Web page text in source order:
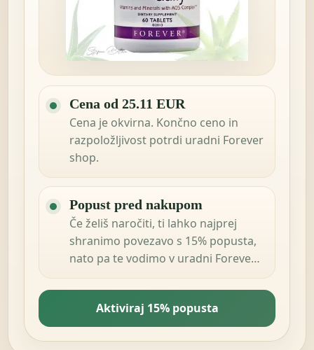
Cena od 25.11 EUR
Cena je okvirna. Končno ceno in
razpoložljivost potrdi uradni Forever
shop.
Popust pred nakupom
Če želiš naročiti, ti lahko najprej
shranimo povezavo s 15% popusta,
nato pa te vodimo v uradni Forever
Living Products shop v tvoji državi.
Aktiviraj 15% popusta